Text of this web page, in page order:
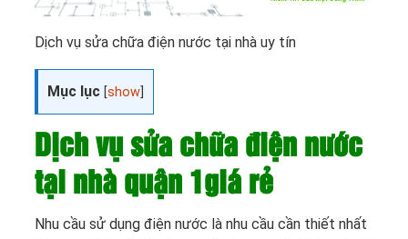
Dịch vụ sửa chữa điện nước tại nhà uy tín
Mục lục [show
Dịch vụ sửa chữa điện nước
tại nhà quận 1giá rẻ
Nhu cầu sử dụng điện nước là nhu cầu cần thiết nhất